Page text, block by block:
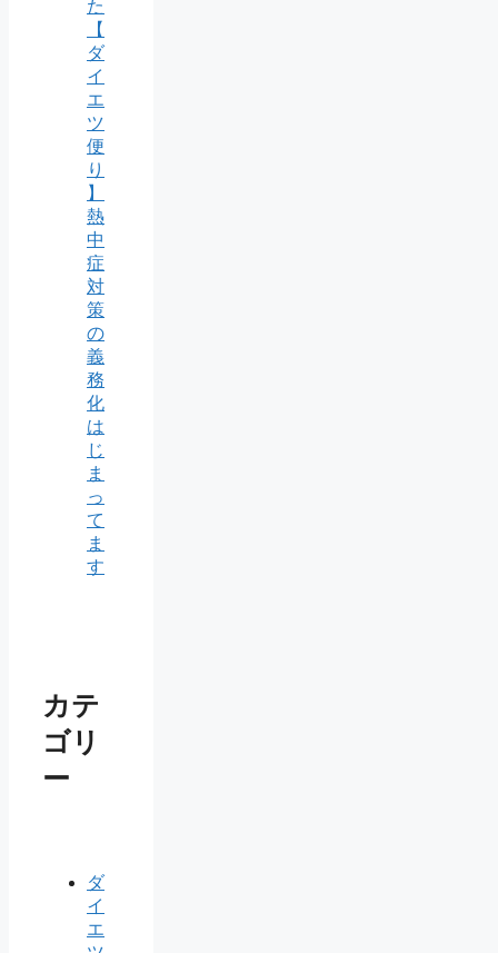
た
【
ダ
イ
エ
ツ
便
り
】
熱
中
症
対
策
の
義
務
化
は
じ
ま
っ
て
ま
す
カテ
ゴリ
ー
ダ
イ
エ